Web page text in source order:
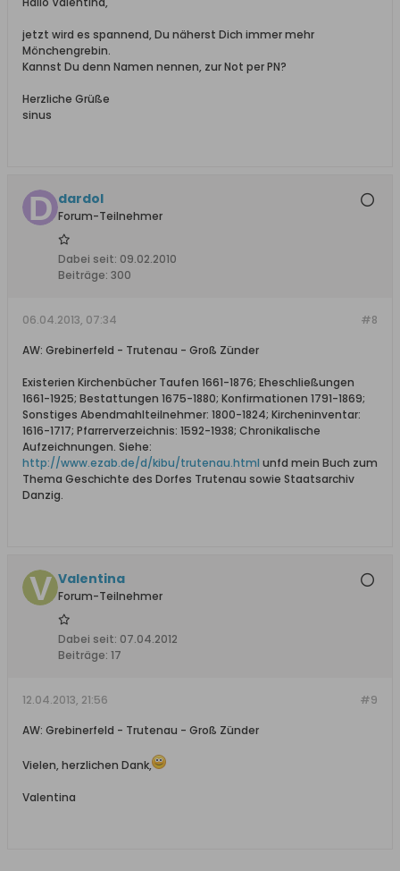
jetzt wird es spannend, Du näherst Dich immer mehr
Mönchengrebin.
Kannst Du denn Namen nennen, zur Not per PN?
Herzliche Grüße
sinus
dardol
Forum-Teilnehmer
Dabei seit: 09.02.2010
Beiträge: 300
#8
06.04.2013, 07:34
AW: Grebinerfeld - Trutenau - Groß Zünder
Existerien Kirchenbücher Taufen 1661-1876; Eheschließungen
1661-1925; Bestattungen 1675-1880; Konfirmationen 1791-1869;
Sonstiges Abendmahlteilnehmer: 1800-1824; Kircheninventar:
1616-1717; Pfarrerverzeichnis: 1592-1938; Chronikalische
Aufzeichnungen. Siehe:
http://www.ezab.de/d/kibu/trutenau.html unfd mein Buch zum
Thema Geschichte des Dorfes Trutenau sowie Staatsarchiv
Danzig.
Valentina
Forum-Teilnehmer
Dabei seit: 07.04.2012
Beiträge: 17
#9
12.04.2013, 21:56
AW: Grebinerfeld - Trutenau - Groß Zünder
Vielen, herzlichen Dank,
Valentina